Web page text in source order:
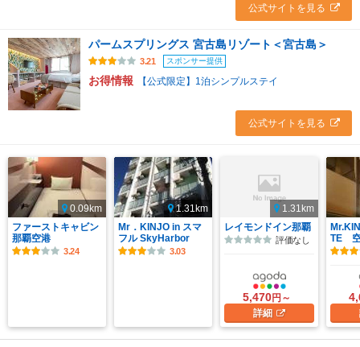
公式サイトを見る
パームスプリングス 宮古島リゾート＜宮古島＞
3.21 スポンサー提供
お得情報 【公式限定】1泊シンプルステイ
公式サイトを見る
0.09km
ファーストキャビン
那覇空港
3.24
1.31km
Mr．KINJO in スマ
フル SkyHarbor
3.03
1.31km
レイモンドイン那覇
評価なし
5,470円～
詳細
TE